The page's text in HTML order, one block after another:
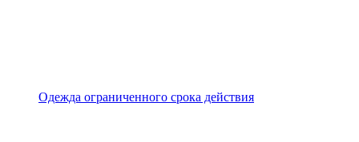
Одежда ограниченного срока действия